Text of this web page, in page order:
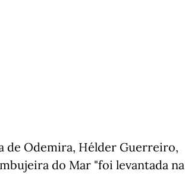
de Odemira, Hélder Guerreiro,
do Mar "foi levantada na